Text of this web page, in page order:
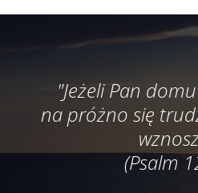
"Jeżeli Pan
na próżno się
(Psalm